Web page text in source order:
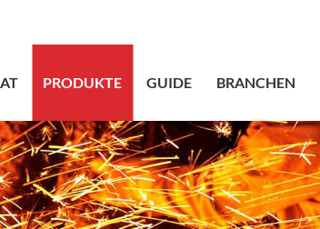
PRODUKTE GUIDE BRANCHEN